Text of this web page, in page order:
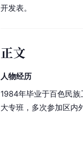
开发表。
正文
人物经历
1984年毕业于百色民
大专班，多次参加区内